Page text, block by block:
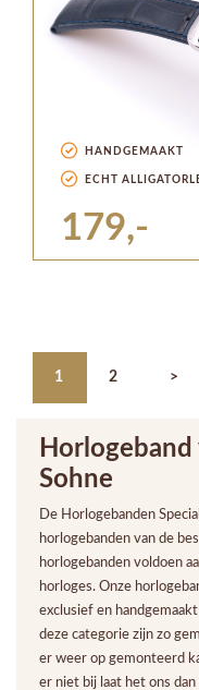
HANDGEMAAKT
ECHT
179,-
1 2 >
Horlogeband
Sohne
De Horlogebanden
horlogebanden van de
horlogebanden voldoen
horloges. Onze
exclusief en
deze categorie zijn zo
er weer op gemonteerd
er niet bij laat het ons